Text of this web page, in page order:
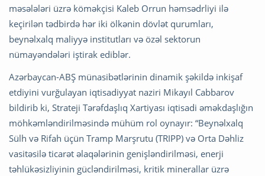
məsələləri üzrə köməkçisi Kaleb Orrun həmsədrliyi ilə
keçirilən tədbirdə hər iki ölkənin dövlət qurumları,
beynəlxalq maliyyə institutları və özəl sektorun
nümayəndələri iştirak ediblər.
Azərbaycan-ABŞ münasibətlərinin dinamik şəkildə inkişaf
etdiyini vurğulayan iqtisadiyyat naziri Mikayıl Cabbarov
bildirib ki, Strateji Tərəfdaşlıq Xartiyası iqtisadi əməkdaşlığın
möhkəmləndirilməsində mühüm rol oynayır: “Beynəlxalq
Sülh və Rifah üçün Tramp Marşrutu (TRIPP) və Orta Dəhliz
vasitəsilə ticarət əlaqələrinin genişləndirilməsi, enerji
təhlükəsizliyinin gücləndirilməsi, kritik minerallar üzrə